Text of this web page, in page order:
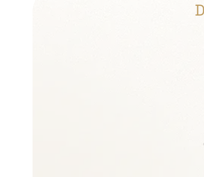
Relations
Droit du travail
Gestion des
Restructuration